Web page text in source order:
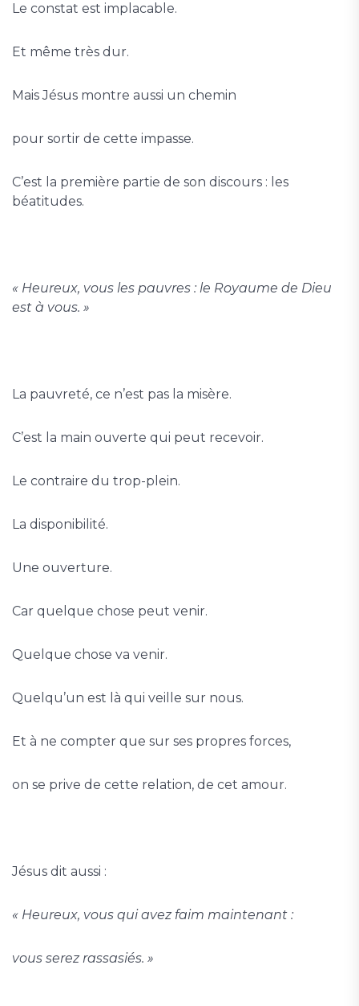
Le constat est implacable.
Et même très dur.
Mais Jésus montre aussi un chemin
pour sortir de cette impasse.
C’est la première partie de son discours : les
béatitudes.
« Heureux, vous les pauvres : le Royaume de Dieu
est à vous. »
La pauvreté, ce n’est pas la misère.
C’est la main ouverte qui peut recevoir.
Le contraire du trop-plein.
La disponibilité.
Une ouverture.
Car quelque chose peut venir.
Quelque chose va venir.
Quelqu’un est là qui veille sur nous.
Et à ne compter que sur ses propres forces,
on se prive de cette relation, de cet amour.
Jésus dit aussi :
« Heureux, vous qui avez faim maintenant :
vous serez rassasiés. »